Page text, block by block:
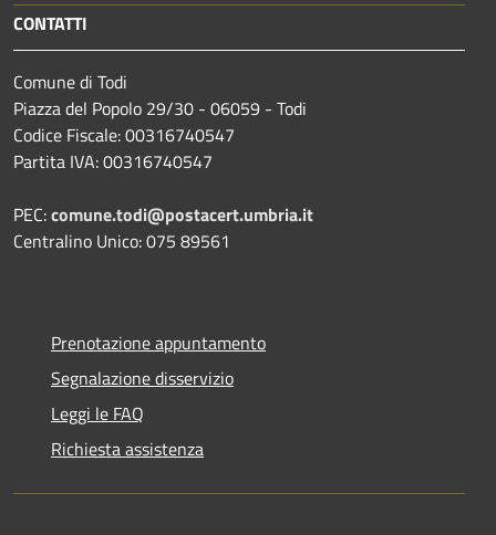
CONTATTI
Comune di Todi
Piazza del Popolo 29/30 - 06059 - Todi
Codice Fiscale: 00316740547
Partita IVA: 00316740547
PEC:comune.todi@postacert.umbria.it
Centralino Unico: 075 89561
Prenotazione appuntamento
Segnalazione disservizio
Leggi le FAQ
Richiesta assistenza